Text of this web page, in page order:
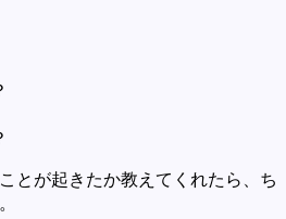
とが起きたか教えてくれたら、ち